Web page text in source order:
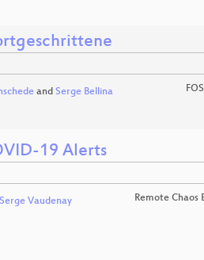
and Serge Bellina
19 Alerts
Serge Vaudenay Remote Chaos